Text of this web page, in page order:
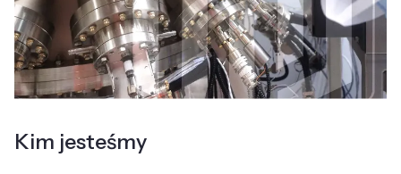
Kim jesteśmy